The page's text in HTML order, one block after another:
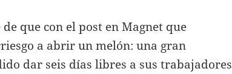
que con el post en Magnet que
a abrir un melón: una gran
dar seis días libres a sus trabajadores